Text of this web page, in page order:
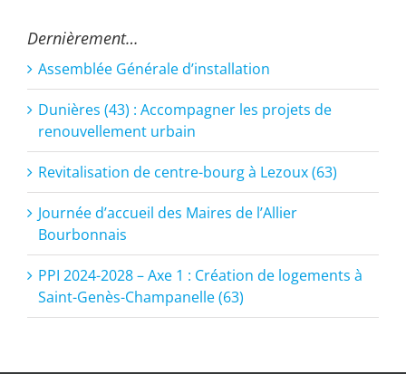
Dernièrement…
Assemblée Générale d’installation
Dunières (43) : Accompagner les projets de
renouvellement urbain
Revitalisation de centre-bourg à Lezoux (63)
Journée d’accueil des Maires de l’Allier
Bourbonnais
PPI 2024-2028 – Axe 1 : Création de logements à
Saint-Genès-Champanelle (63)